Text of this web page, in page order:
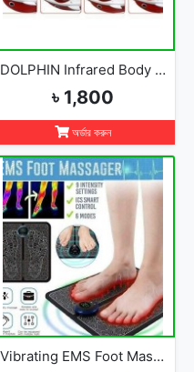
DOLPHIN Infrared Body Massager
৳ 1,800
অর্ডার করুন
Vibrating EMS Foot Massager